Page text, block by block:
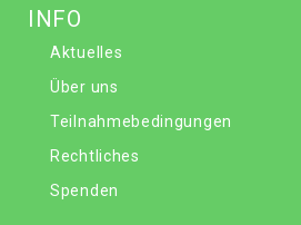
INFO
Aktuelles
Über uns
Teilnahmebedingungen
Rechtliches
Spenden